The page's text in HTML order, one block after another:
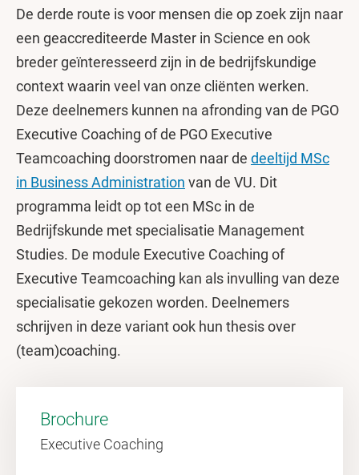
De derde route is voor mensen die op zoek zijn naar
een geaccrediteerde Master in Science en ook
breder geïnteresseerd zijn in de bedrijfskundige
context waarin veel van onze cliënten werken.
Deze deelnemers kunnen na afronding van de PGO
Executive Coaching of de PGO Executive
Teamcoaching doorstromen naar de deeltijd MSc
in Business Administration van de VU. Dit
programma leidt op tot een MSc in de
Bedrijfskunde met specialisatie Management
Studies. De module Executive Coaching of
Executive Teamcoaching kan als invulling van deze
specialisatie gekozen worden. Deelnemers
schrijven in deze variant ook hun thesis over
(team)coaching.
Brochure
Executive Coaching